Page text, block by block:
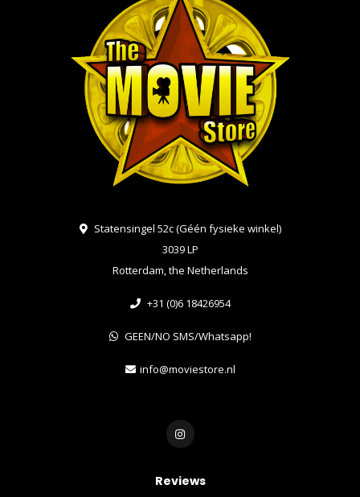
Statensingel 52c (Géén fysieke winkel)
3039 LP
Rotterdam, the Netherlands
+31 (0)6 18426954
GEEN/NO SMS/Whatsapp!
info@moviestore.nl
Reviews